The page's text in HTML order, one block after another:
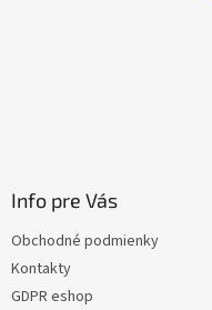
Info pre Vás
Obchodné podmienky
Kontakty
GDPR eshop